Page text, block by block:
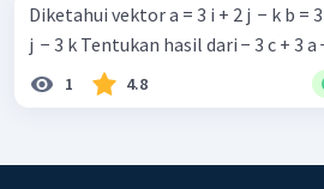
Diketahui vektor a = 3 i + 2 j ​ − k b = 3 i + 5 j ​ + 4 k a = − 5 i + 2
j ​ − 3 k Tentukan hasil dari − 3 c + 3
1 4.8